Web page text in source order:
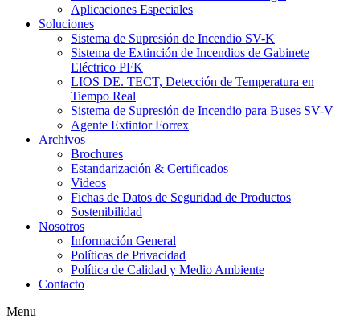
Aplicaciones Especiales
Soluciones
Sistema de Supresión de Incendio SV-K
Sistema de Extinción de Incendios de Gabinete
Eléctrico PFK
LIOS DE. TECT, Detección de Temperatura en
Tiempo Real
Sistema de Supresión de Incendio para Buses SV-V
Agente Extintor Forrex
Archivos
Brochures
Estandarización & Certificados
Videos
Fichas de Datos de Seguridad de Productos
Sostenibilidad
Nosotros
Información General
Políticas de Privacidad
Política de Calidad y Medio Ambiente
Contacto
Menu